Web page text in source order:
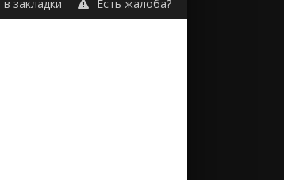
закладки Есть жалоба?